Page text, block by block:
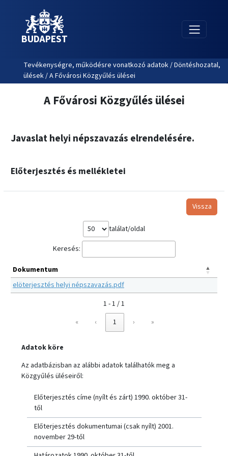
BUDAPEST
Tevékenységre, működésre vonatkozó adatok / Döntéshozatal,
ülések / A Fővárosi Közgyűlés ülései
A Fővárosi Közgyűlés ülései
Javaslat helyi népszavazás elrendelésére.
Előterjesztés és mellékletei
Vissza
találat/oldal
Keresés:
Dokumentum
elöterjesztés helyi népszavazás.pdf
1 - 1 / 1
«
‹ 1 › »
Adatok köre
Az adatbázisban az alábbi adatok találhatók meg a
Közgyűlés üléseiről:
Előterjesztés címe (nyílt és zárt) 1990. október 31-
től
Előterjesztés dokumentumai (csak nyílt) 2001.
november 29-től